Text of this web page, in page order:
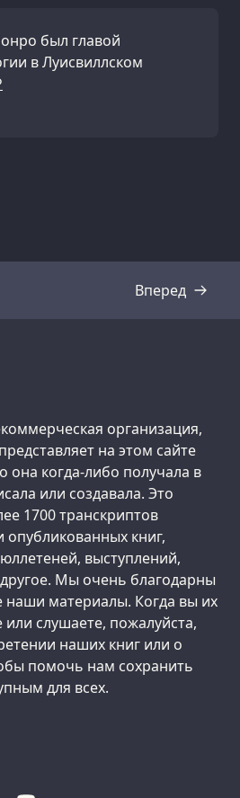
был главой
в Луисвиллском
Вперед
Стенограмма
организация,
на этом сайте
она когда-либо получала в
или создавала. Это
1700 транскриптов
опубликованных книг,
выступлений,
Мы очень благодарны
наши материалы. Когда вы их
или слушаете, пожалуйста,
наших книг или о
помочь нам сохранить
для всех.